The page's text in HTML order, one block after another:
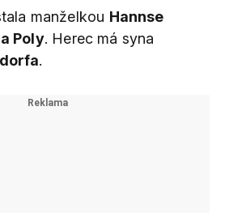
manželkou Hannse
Poly. Herec má syna
.